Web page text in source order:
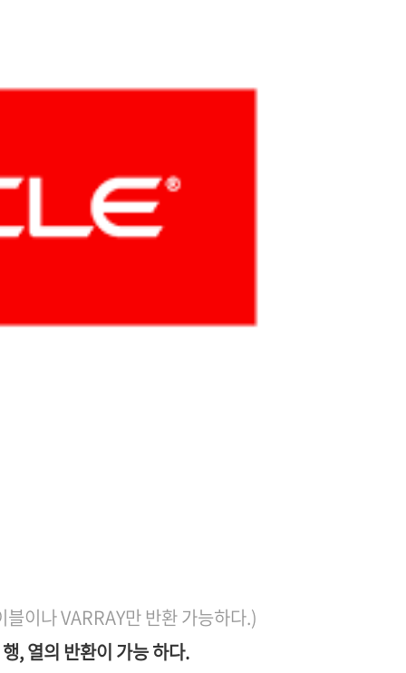
이나 VARRAY만 반환 가능하다.)
, 열의 반환이 가능 하다.